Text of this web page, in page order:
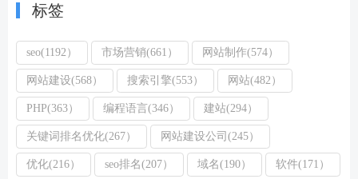
标签
seo(1192） 市场营销(661） 网站制作(574）
网站建设(568） 搜索引擎(553） 网站(482）
PHP(363） 编程语言(346） 建站(294）
关键词排名优化(267） 网站建设公司(245）
优化(216） seo排名(207） 域名(190） 软件(171）